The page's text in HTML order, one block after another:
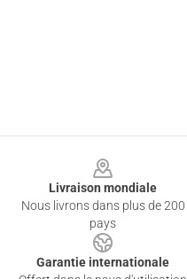
Livraison mondiale
Nous livrons dans plus de 200
pays
Garantie internationale